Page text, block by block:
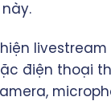
điện thoại